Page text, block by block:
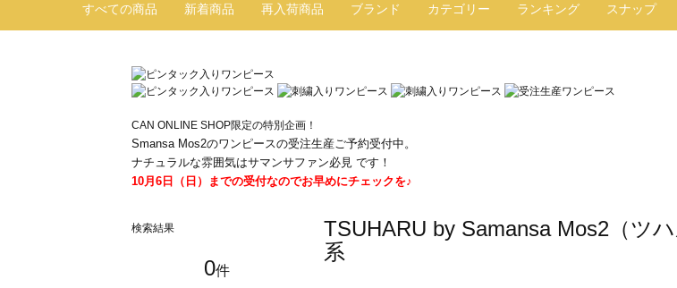
すべての商品 新着商品 再入荷商品 ブランド カテゴリー ランキング スナップ
CAN ONLINE SHOP限定の特別企画！
Smansa Mos2のワンピースの受注生産ご予約受付中。
ナチュラルな雰囲気はサマンサファン必見 です！
10月6日（日）までの受付なのでお早めにチェックを♪
検索結果
0件
TSUHARU by Samansa Mos2（ツ
系